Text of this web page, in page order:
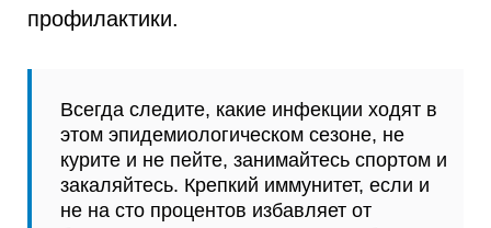
профилактики.
Всегда следите, какие инфекции ходят в
этом эпидемиологическом сезоне, не
курите и не пейте, занимайтесь спортом и
закаляйтесь. Крепкий иммунитет, если и
не на сто процентов избавляет от